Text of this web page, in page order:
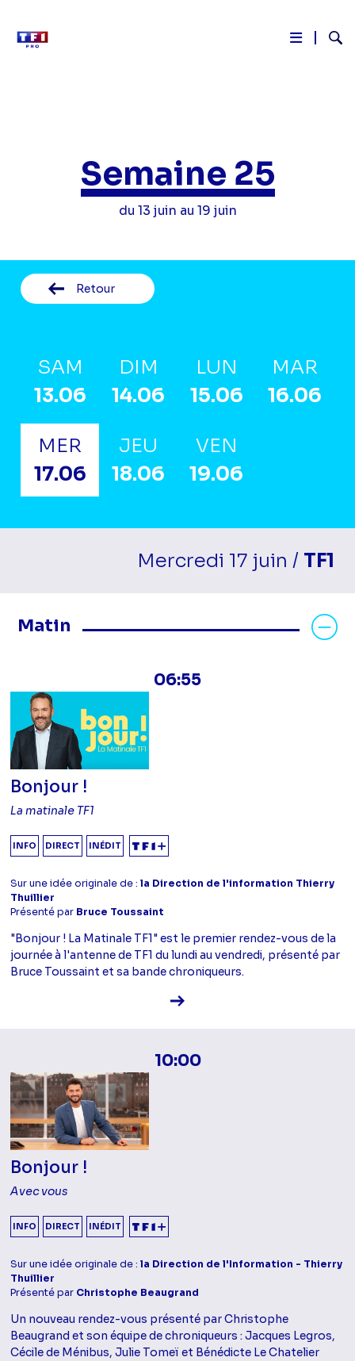
Semaine 25
du 13 juin au 19 juin
Retour
SAM
13.06
DIM
14.06
LUN
15.06
MAR
16.06
MER
17.06
JEU
18.06
VEN
19.06
Mercredi 17 juin / TF1
Matin
Masquer les programmes Matin
06:55
Bonjour !
La matinale TF1
INFO DIRECT INÉDIT
Sur une idée originale de :la Direction de l'information Thierry
Thuillier
Présenté par Bruce Toussaint
"Bonjour ! La Matinale TF1" est le premier rendez-vous de la
journée à l'antenne de TF1 du lundi au vendredi, présenté par
Bruce Toussaint et sa bande chroniqueurs.
Voir la fiche diffusion
10:00
Bonjour !
Avec vous
INFO DIRECT INÉDIT
Sur une idée originale de :la Direction de l'Information - Thierry
Thuillier
Présenté par Christophe Beaugrand
Un nouveau rendez-vous présenté par Christophe
Beaugrand et son équipe de chroniqueurs : Jacques Legros,
Cécile de Ménibus, Julie Tomeï et Bénédicte Le Chatelier